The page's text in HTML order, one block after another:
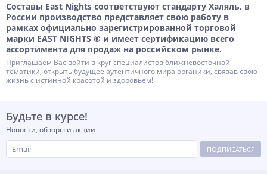
Составы East Nights соответствуют стандарту Халяль, в
России производство представляет свою работу в
рамках официально зарегистрированной торговой
марки EAST NIGHTS ® и имеет сертификацию всего
ассортимента для продаж на российском рынке.
Приглашаем Вас войти в круг специалистов ближневосточной
тематики, открыть будущее аутентичного мира органики, связав свою
жизнь с истинной красотой и здоровьем!
Будьте в курсе!
Новости, обзоры и акции
ПОДПИСАТЬСЯ